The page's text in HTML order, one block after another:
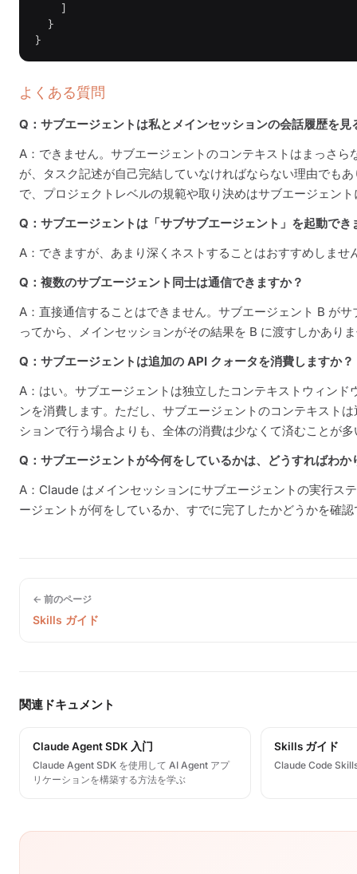
]
}
}
よくある質問
Q：サブエージェントは私とメインセッションの会話履歴を見
A：できません。サブエージェントのコンテキストはまっさ
が、タスク記述が自己完結していなければならない理由でも
で、プロジェクトレベルの規範や取り決めはサブエージェン
Q：サブエージェントは「サブサブエージェント」を起動でき
A：できますが、あまり深くネストすることはおすすめしま
Q：複数のサブエージェント同士は通信できますか？
A：直接通信することはできません。サブエージェント B が
ってから、メインセッションがその結果を B に渡すしかあり
Q：サブエージェントは追加の API クォータを消費しますか？
A：はい。サブエージェントは独立したコンテキストウィン
ンを消費します。ただし、サブエージェントのコンテキスト
ションで行う場合よりも、全体の消費は少なくて済むことが
Q：サブエージェントが今何をしているかは、どうすればわか
A：Claude はメインセッションにサブエージェントの実行ス
ージェントが何をしているか、すでに完了したかどうかを確
← 前のページ
Skills ガイド
関連ドキュメント
Claude Agent SDK 入门
Claude Agent SDK を使用して AI Agent アプ
リケーションを構築する方法を学ぶ
Skills ガイド
Claude Code